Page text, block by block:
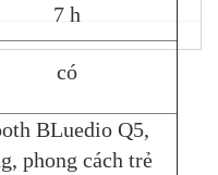
7 h
có
BLuedio Q5,
phong cách trẻ